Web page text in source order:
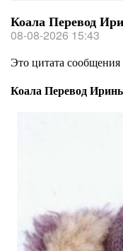
Коала Перевод
08-08-2026 15:43
Это цитата сообщения
Коала Перевод